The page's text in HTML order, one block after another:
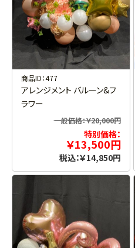
商品ID：477
アレンジメント バルーン&フ
ラワー
一般価格：￥20,000円
特別価格：
￥13,500円
税込：￥14,850円